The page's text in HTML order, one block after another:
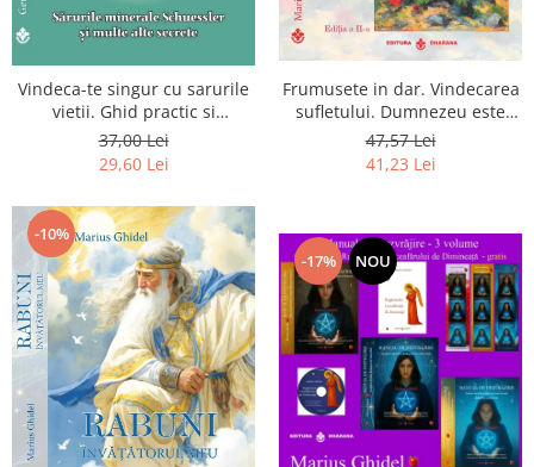
Vindeca-te singur cu sarurile
vietii. Ghid practic si
informativ. Sarurile minerale
Schuessler si multe alte
secrete
37,00 Lei
29,60 Lei
Frumusete in dar. Vindecarea
sufletului. Dumnezeu este
chiar dragostea ta. Editia a 2-
a
47,57 Lei
41,23 Lei
-10%
-17% NOU